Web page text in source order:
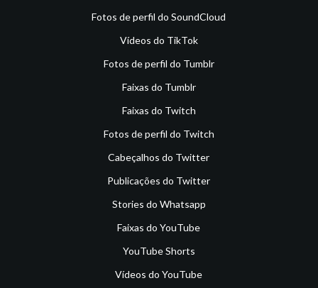
Fotos de perfil do SoundCloud
Vídeos do TikTok
Fotos de perfil do Tumblr
Faixas do Tumblr
Faixas do Twitch
Fotos de perfil do Twitch
Cabeçalhos do Twitter
Publicações do Twitter
Stories do Whatsapp
Faixas do YouTube
YouTube Shorts
Vídeos do YouTube